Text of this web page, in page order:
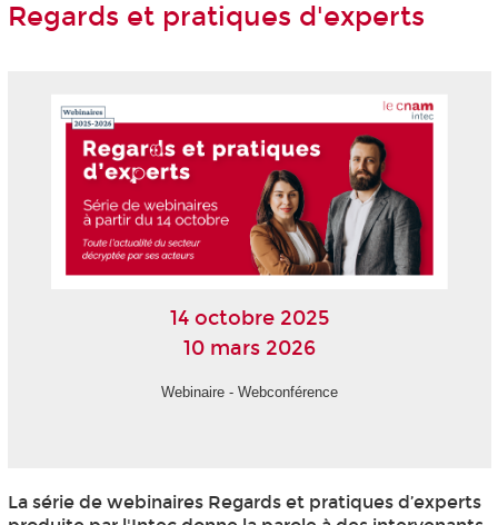
Regards et pratiques d'experts
14 octobre 2025
10 mars 2026
Webinaire - Webconférence
La série de webinaires Regards et pratiques d’experts